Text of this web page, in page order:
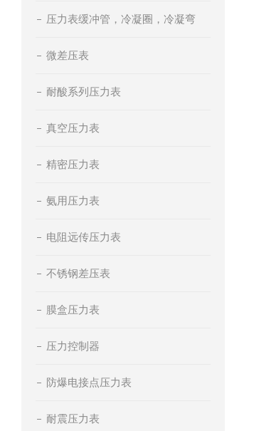
压力表缓冲管，冷凝圈，冷凝弯
微差压表
耐酸系列压力表
真空压力表
精密压力表
氨用压力表
电阻远传压力表
不锈钢差压表
膜盒压力表
压力控制器
防爆电接点压力表
耐震压力表